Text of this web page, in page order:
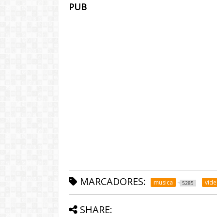
PUB
MARCADORES: musica 5285
SHARE: